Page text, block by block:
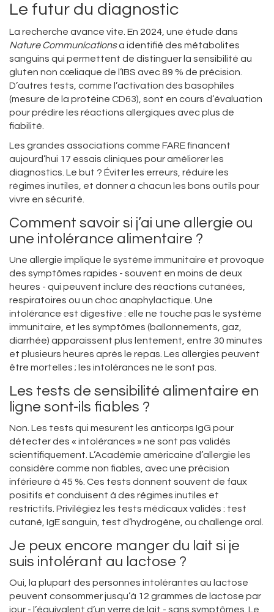
Le futur du diagnostic
La recherche avance vite. En 2024, une étude dans
Nature Communicationsa identifié des métabolites
sanguins qui permettent de distinguer la sensibilité au
gluten non cœliaque de l’IBS avec 89 % de précision.
D’autres tests, comme l’activation des basophiles
(mesure de la protéine CD63), sont en cours d’évaluation
pour prédire les réactions allergiques avec plus de
fiabilité.
Les grandes associations comme FARE financent
aujourd’hui 17 essais cliniques pour améliorer les
diagnostics. Le but ? Éviter les erreurs, réduire les
régimes inutiles, et donner à chacun les bons outils pour
vivre en sécurité.
Comment savoir si j’ai une allergie ou
une intolérance alimentaire ?
Une allergie implique le système immunitaire et provoque
des symptômes rapides - souvent en moins de deux
heures - qui peuvent inclure des réactions cutanées,
respiratoires ou un choc anaphylactique. Une
intolérance est digestive : elle ne touche pas le système
immunitaire, et les symptômes (ballonnements, gaz,
diarrhée) apparaissent plus lentement, entre 30 minutes
et plusieurs heures après le repas. Les allergies peuvent
être mortelles ; les intolérances ne le sont pas.
Les tests de sensibilité alimentaire en
ligne sont-ils fiables ?
Non. Les tests qui mesurent les anticorps IgG pour
détecter des « intolérances » ne sont pas validés
scientifiquement. L’Académie américaine d’allergie les
considère comme non fiables, avec une précision
inférieure à 45 %. Ces tests donnent souvent de faux
positifs et conduisent à des régimes inutiles et
restrictifs. Privilégiez les tests médicaux validés : test
cutané, IgE sanguin, test d’hydrogène, ou challenge oral.
Je peux encore manger du lait si je
suis intolérant au lactose ?
Oui, la plupart des personnes intolérantes au lactose
peuvent consommer jusqu’à 12 grammes de lactose par
jour - l’équivalent d’un verre de lait - sans symptômes. Le